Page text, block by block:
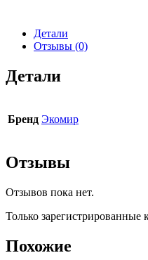
Детали
Отзывы (0)
Детали
Бренд Экомир
Отзывы
Отзывов пока нет.
Только
Похожие